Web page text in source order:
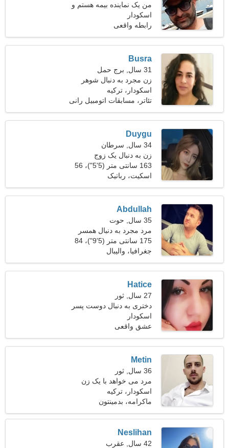
من یک نماینده بیمه هستم و
به دنبال یک زن داغ هستم
اسکودار
رابطه واقعی
Busra
31 سال, برج حمل
زن مجرد به دنبال شوهر
اسکودار، ترکیه
تئاتر، مسابقات اتومبیل رانی
Duygu
34 سال, سرطان
زن به دنبال یک زوج
163 سانتی متر (5'5")، 56
کیلوگرم (123 پوند)
اسکیت، رباتیک
Abdullah
35 سال, حوت
مرد مجرد به دنبال همسر
175 سانتی متر (5'9")، 84
کیلوگرم (185 پوند)
جغرافیا، والیبال
Hatice
27 سال, ثور
دختری به دنبال دوست پسر
اسکودار
عشق واقعی
Metin
36 سال, ثور
مرد می خواهد با یک زن
ملاقات کند 24-33
اسکودار، ترکیه
ماکرامه، بدمینتون
Neslihan
42 سال, عقرب